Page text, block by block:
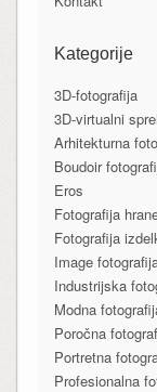
Kategorije
3D-fotografija
3D-virtualni
Arhitekturna
Boudoir
Eros
Fotografija
Fotografija
Image
Industrijska
Modna
Poročna
Portretna
Profesionalna